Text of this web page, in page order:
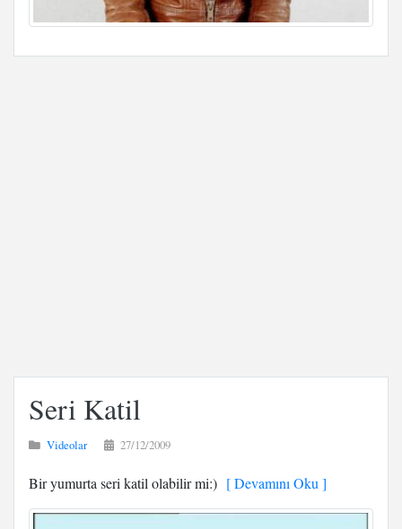
Seri Katil
Videolar 27/12/2009
Bir yumurta seri katil olabilir mi:) [ Devamını Oku ]